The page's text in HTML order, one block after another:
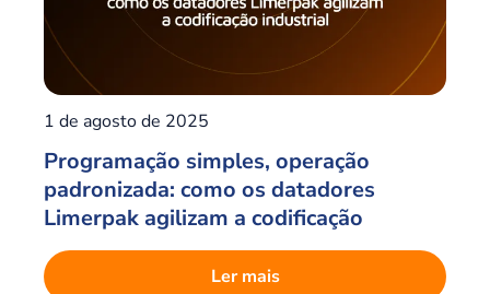
1 de agosto de 2025
Programação simples, operação
padronizada: como os datadores
Limerpak agilizam a codificação
Ler mais